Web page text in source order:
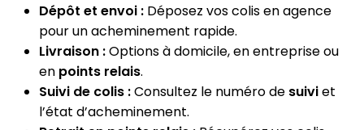
Dépôt et envoi : Déposez vos colis en agence
pour un acheminement rapide.
Livraison :Options à domicile, en entreprise ou
en points relais.
Suivi de colis :Consultez le numéro de suiviet
l’état d’acheminement.